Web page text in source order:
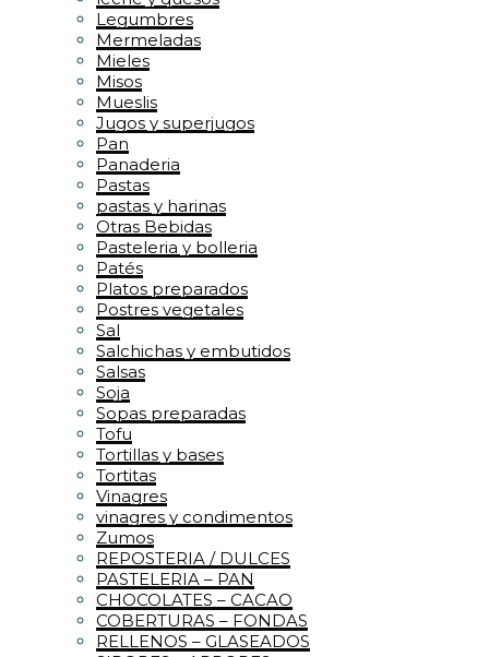
Legumbres
Mermeladas
Mieles
Misos
Mueslis
Jugos y superjugos
Pan
Panaderia
Pastas
pastas y harinas
Otras Bebidas
Pasteleria y bolleria
Patés
Platos preparados
Postres vegetales
Sal
Salchichas y embutidos
Salsas
Soja
Sopas preparadas
Tofu
Tortillas y bases
Tortitas
Vinagres
vinagres y condimentos
Zumos
REPOSTERIA / DULCES
PASTELERIA – PAN
CHOCOLATES – CACAO
COBERTURAS – FONDAS
RELLENOS – GLASEADOS